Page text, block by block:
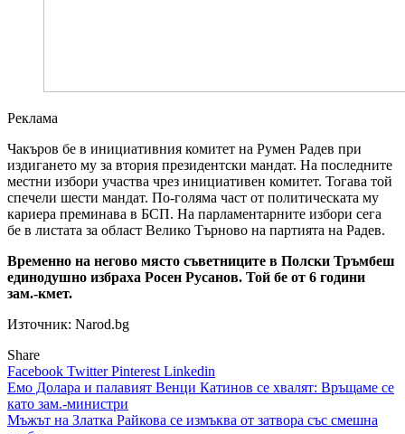
Реклама
Чакъров бе в инициативния комитет на Румен Радев при
издигането му за втория президентски мандат. На последните
местни избори участва чрез инициативен комитет. Тогава той
спечели шести мандат. По-голяма част от политическата му
кариера преминава в БСП. На парламентарните избори сега
бе в листата за област Велико Търново на партията на Радев.
Временно на негово място съветниците в Полски Тръмбеш
единодушно избраха Росен Русанов. Той бе от 6 години
зам.-кмет.
Източник: Narod.bg
Share
Facebook TwitterPinterest Linkedin
Навигация
Емо Долара и палавият Венци Катинов се хвалят: Връщаме се
като зам.-министри
Мъжът на Златка Райкова се измъква от затвора със смешна